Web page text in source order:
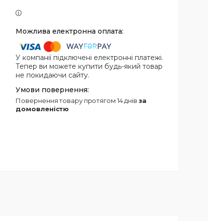
У компанії підключені електронні платежі.
Тепер ви можете купити будь-який товар
не покидаючи сайту.
повернення товару протягом 14 днів за
домовленістю